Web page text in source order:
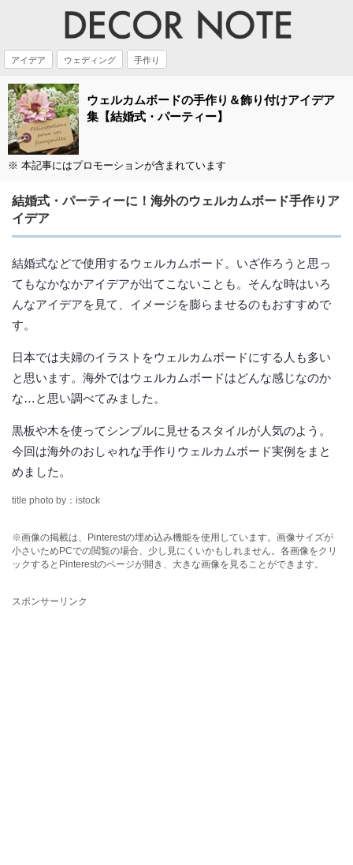
アイデア ウェディング 手作り
ウェルカムボードの手作り＆飾り付けアイデア
集【結婚式・パーティー】
※ 本記事にはプロモーションが含まれています
結婚式・パーティーに！海外のウェルカムボード手作りア
イデア
結婚式などで使用するウェルカムボード。いざ作ろうと思っ
てもなかなかアイデアが出てこないことも。そんな時はいろ
んなアイデアを見て、イメージを膨らませるのもおすすめで
す。
日本では夫婦のイラストをウェルカムボードにする人も多い
と思います。海外ではウェルカムボードはどんな感じなのか
な…と思い調べてみました。
黒板や木を使ってシンプルに見せるスタイルが人気のよう。
今回は海外のおしゃれな手作りウェルカムボード実例をまと
めました。
title photo by：istock
※画像の掲載は、Pinterestの埋め込み機能を使用しています。画像サイズが
小さいためPCでの閲覧の場合、少し見にくいかもしれません。各画像をクリ
ックするとPinterestのページが開き、大きな画像を見ることができます。
スポンサーリンク